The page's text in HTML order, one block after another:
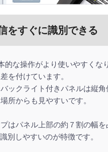
をすぐに識別できる
的な操作がより使いやすくな
を付けています。
ックライト付きパネルは縦
所からも見やすいです。
はパネル上部の約７割の幅を
別しやすいのが特徴です。